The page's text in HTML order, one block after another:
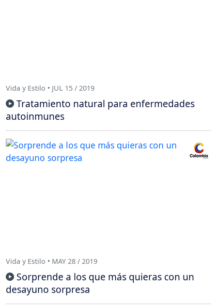
Vida y Estilo • JUL 15 / 2019
Tratamiento natural para enfermedades
autoinmunes
Vida y Estilo • MAY 28 / 2019
Sorprende a los que más quieras con un
desayuno sorpresa